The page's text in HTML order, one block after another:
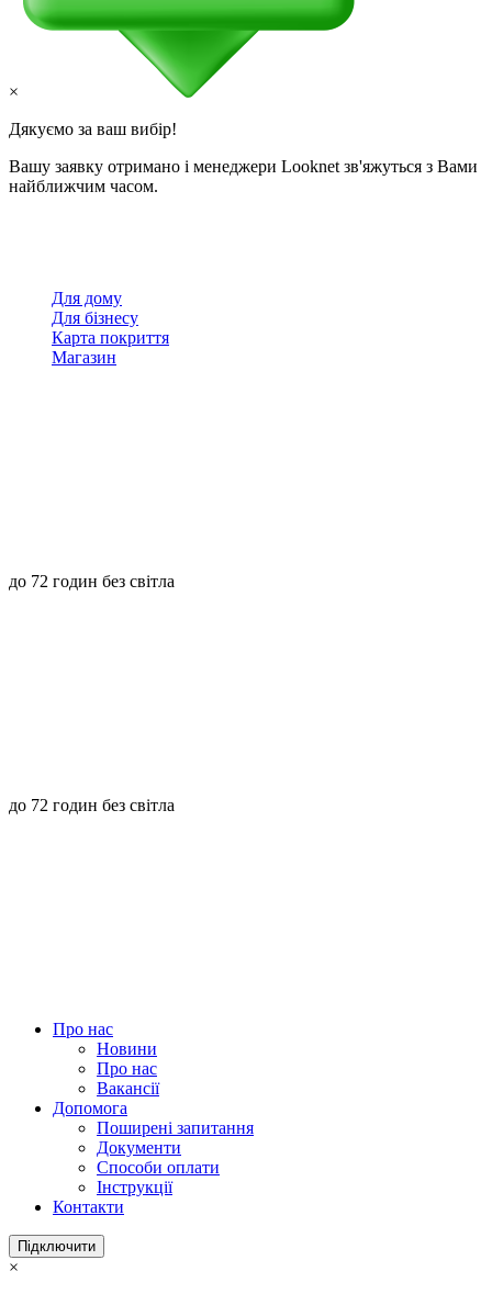
×
Дякуємо за ваш вибір!
Вашу заявку отримано і менеджери Looknet зв'яжуться з Вами
найближчим часом.
Для дому
Для бізнесу
Карта покриття
Магазин
до 72 годин без світла
до 72 годин без світла
Про нас
Новини
Про нас
Вакансії
Допомога
Поширені запитання
Документи
Способи оплати
Інструкції
Контакти
Підключити
×